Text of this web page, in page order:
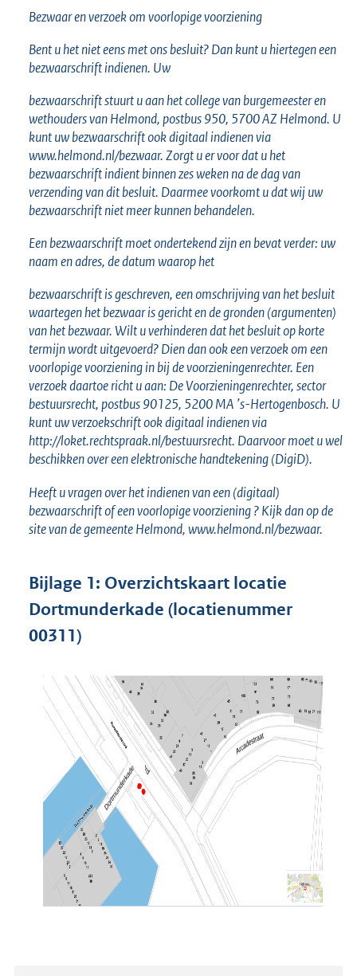
Bezwaar en verzoek om voorlopige voorziening
Bent u het niet eens met ons besluit? Dan kunt u hiertegen een
bezwaarschrift indienen. Uw
bezwaarschrift stuurt u aan het college van burgemeester en
wethouders van Helmond, postbus 950, 5700 AZ Helmond. U
kunt uw bezwaarschrift ook digitaal indienen via
www.helmond.nl/bezwaar. Zorgt u er voor dat u het
bezwaarschrift indient binnen zes weken na de dag van
verzending van dit besluit. Daarmee voorkomt u dat wij uw
bezwaarschrift niet meer kunnen behandelen.
Een bezwaarschrift moet ondertekend zijn en bevat verder: uw
naam en adres, de datum waarop het
bezwaarschrift is geschreven, een omschrijving van het besluit
waartegen het bezwaar is gericht en de gronden (argumenten)
van het bezwaar. Wilt u verhinderen dat het besluit op korte
termijn wordt uitgevoerd? Dien dan ook een verzoek om een
voorlopige voorziening in bij de voorzieningenrechter. Een
verzoek daartoe richt u aan: De Voorzieningenrechter, sector
bestuursrecht, postbus 90125, 5200 MA ’s-Hertogenbosch. U
kunt uw verzoekschrift ook digitaal indienen via
http://loket.rechtspraak.nl/bestuursrecht. Daarvoor moet u wel
beschikken over een elektronische handtekening (DigiD).
Heeft u vragen over het indienen van een (digitaal)
bezwaarschrift of een voorlopige voorziening ? Kijk dan op de
site van de gemeente Helmond, www.helmond.nl/bezwaar.
Bijlage 1: Overzichtskaart locatie
Dortmunderkade (locatienummer
00311)